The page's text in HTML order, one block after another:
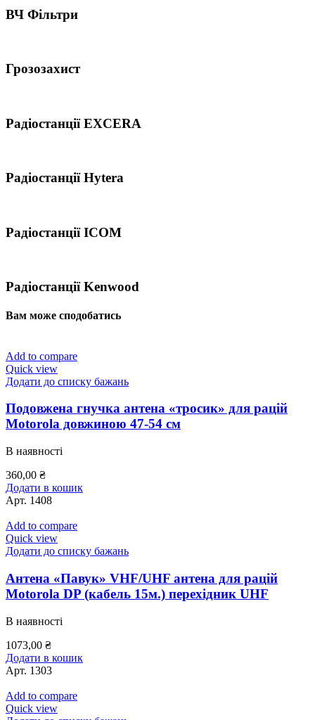
ВЧ Фільтри
Грозозахист
Радіостанції EXCERA
Радіостанції Hytera
Радіостанції ICOM
Радіостанції Kenwood
Вам може сподобатись
Add to compare
Quick view
Додати до списку бажань
Подовжена гнучка антена «тросик» для рацій
Motorola довжиною 47-54 см
В наявності
360,00 ₴
Додати в кошик
Арт. 1408
Add to compare
Quick view
Додати до списку бажань
Антена «Павук» VHF/UHF антена для рацій
Motorola DP (кабель 15м.) перехідник UHF
В наявності
1073,00 ₴
Додати в кошик
Арт. 1303
Add to compare
Quick view